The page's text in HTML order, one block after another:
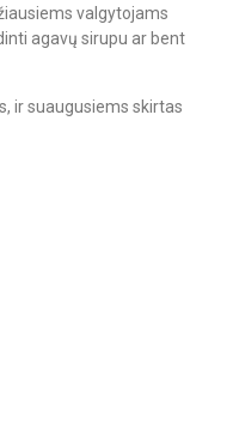
valgytojams
agavų sirupu ar bent
ir suaugusiems skirtas